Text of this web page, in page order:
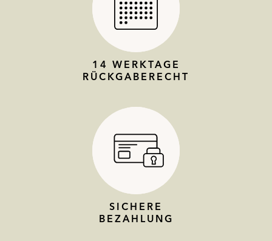
14 WERKTAGE
RÜCKGABERECHT
SICHERE
BEZAHLUNG